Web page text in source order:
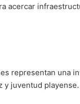
acercar
representan una
y juventud playense.